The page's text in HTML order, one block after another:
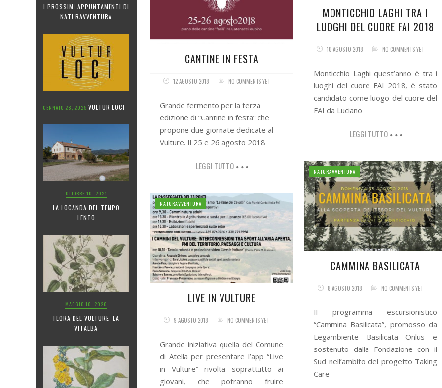
I PROSSIMI APPUNTAMENTI DI
NATURAVVENTURA
GENNAIO 28, 2025 VULTUR LOCI
OTTOBRE 10, 2021
LA LOCANDA DEL TEMPO
LENTO
MAGGIO 10, 2020
FLORA DEL VULTURE: LA
VITALBA
CANTINE IN FESTA
12 AGOSTO 2018 NO COMMENTS YET
Grande fermento per la terza
edizione di “Cantine in festa” che
propone due giornate dedicate al
Vulture. Il 25 e 26 agosto 2018
LEGGI TUTTO
NATURAVVENTURA
LIVE IN VULTURE
9 AGOSTO 2018 NO COMMENTS YET
Grande iniziativa quella del Comune
di Atella per presentare l’app “Live
in Vulture” rivolta soprattutto ai
giovani, che potranno fruire
MONTICCHIO LAGHI TRA I
LUOGHI DEL CUORE FAI 2018
10 AGOSTO 2018 NO COMMENTS YET
Monticchio Laghi quest’anno è tra i
luoghi del cuore FAI 2018, è stato
candidato come luogo del cuore del
FAI da Luciano
LEGGI TUTTO
NATURAVVENTURA
CAMMINA BASILICATA
8 AGOSTO 2018 NO COMMENTS YET
Il programma escursionistico
“Cammina Basilicata”, promosso da
Legambiente Basilicata Onlus e
sostenuto dalla Fondazione con il
Sud nell’ambito del progetto Taking
Care